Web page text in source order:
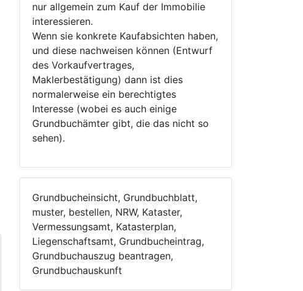
nur allgemein zum Kauf der Immobilie
interessieren.
Wenn sie konkrete Kaufabsichten haben,
und diese nachweisen können (Entwurf
des Vorkaufvertrages,
Maklerbestätigung) dann ist dies
normalerweise ein berechtigtes
Interesse (wobei es auch einige
Grundbuchämter gibt, die das nicht so
sehen).
Grundbucheinsicht, Grundbuchblatt,
muster, bestellen, NRW, Kataster,
Vermessungsamt, Katasterplan,
Liegenschaftsamt, Grundbucheintrag,
Grundbuchauszug beantragen,
Grundbuchauskunft